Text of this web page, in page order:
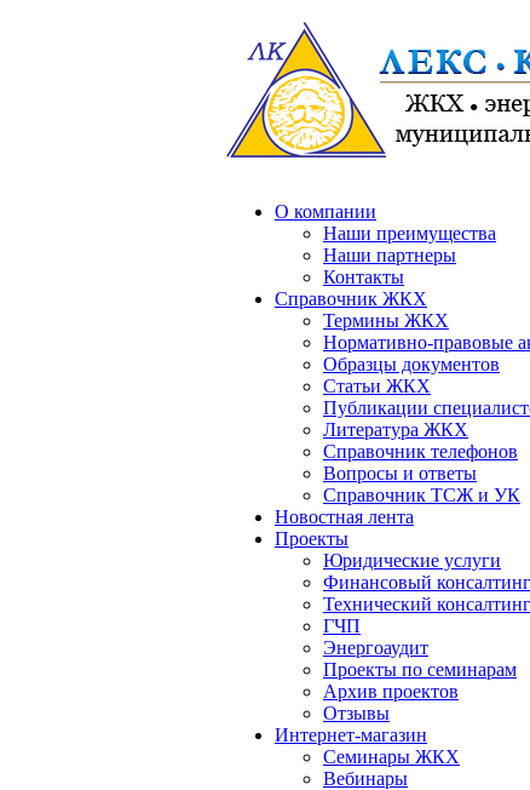
О компании
Наши преимущества
Наши партнеры
Контакты
Справочник ЖКХ
Термины ЖКХ
Нормативно-правовые
Образцы документов
Статьи ЖКХ
Публикации
Литература ЖКХ
Справочник телефонов
Вопросы и ответы
Справочник ТСЖ и УК
Новостная лента
Проекты
Юридические услуги
Финансовый консалтинг
Технический консалтинг
ГЧП
Энергоаудит
Проекты по семинарам
Архив проектов
Отзывы
Интернет-магазин
Семинары ЖКХ
Вебинары